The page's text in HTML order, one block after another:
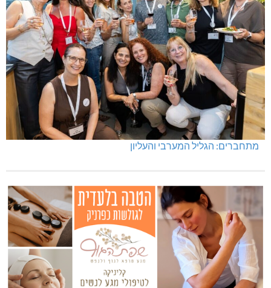
מעלות-תרשיחא: פסטיבל "באגליל - שכנים"